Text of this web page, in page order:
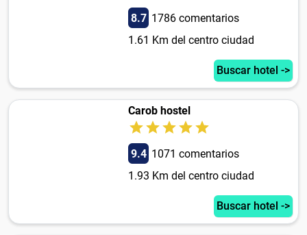
8.7 1786 comentarios
1.61 Km del centro ciudad
Buscar hotel ->
Carob hostel
9.4 1071 comentarios
1.93 Km del centro ciudad
Buscar hotel ->